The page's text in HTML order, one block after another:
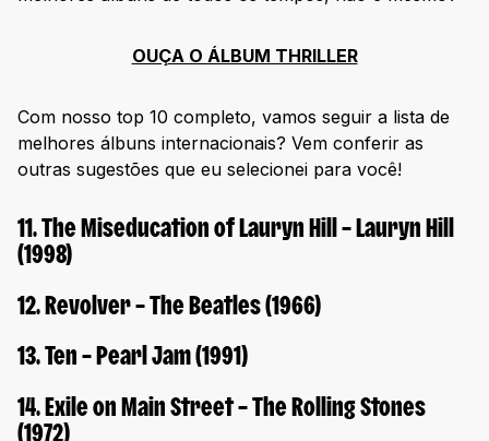
OUÇA O ÁLBUM THRILLER
Com nosso top 10 completo, vamos seguir a lista de
melhores álbuns internacionais? Vem conferir as
outras sugestões que eu selecionei para você!
11. The Miseducation of Lauryn Hill – Lauryn Hill
(1998)
12. Revolver – The Beatles (1966)
13. Ten – Pearl Jam (1991)
14. Exile on Main Street – The Rolling Stones
(1972)